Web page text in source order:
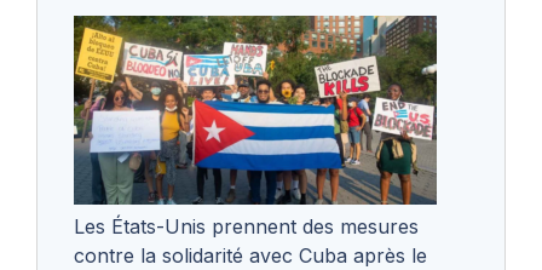
Les États-Unis prennent des mesures
contre la solidarité avec Cuba après le